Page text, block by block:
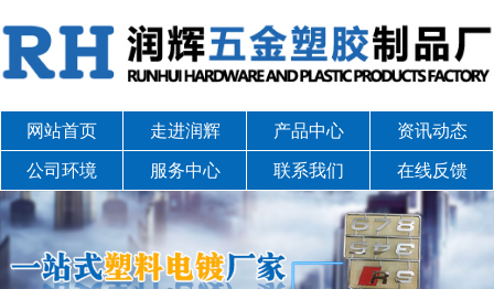
网站首页 走进润辉 产品中心 资讯动态
公司环境 服务中心 联系我们 在线反馈